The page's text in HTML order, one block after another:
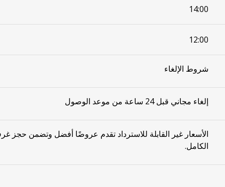
14:00
12:00
شروط الإلغاء
إلغاء مجاني قبل 24 ساعة من موعد الوصول
الأسعار غير القابلة للاسترداد تقدم عروضًا أفضل وتضمن حجز
الكامل.